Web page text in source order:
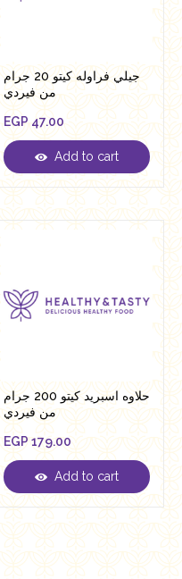
جيلي فراوله كيتو 20 جرام
من فيردي
EGP 47.00
EGP 47.00
Add to cart
حلاوه اسبريد كيتو 200 جرام
من فيردي
EGP 179.00
EGP179.00
Add to cart